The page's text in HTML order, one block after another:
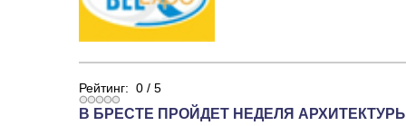
Рейтинг: 0 / 5
В БРЕСТЕ ПРОЙДЕТ НЕДЕЛЯ